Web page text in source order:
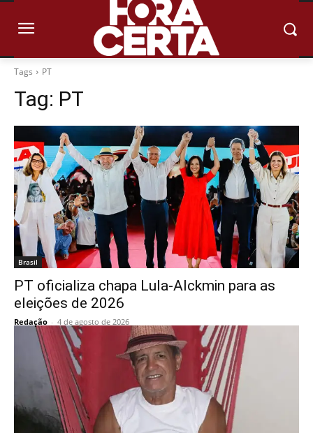
Tags PT
Tag: PT
Brasil
PT oficializa chapa Lula-Alckmin para as
eleições de 2026
Redação - 4 de agosto de 2026